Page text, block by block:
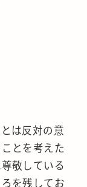
は反対の意
とを考えた
敬している
を残してお